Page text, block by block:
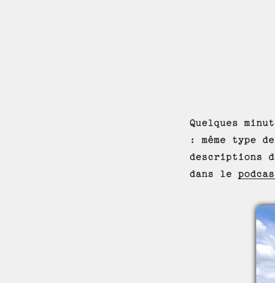
Quelques
: même type
descriptions
dans le